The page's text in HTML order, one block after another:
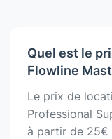
Quel est le
Flowline
Le prix de
Professional
à partir de 25€